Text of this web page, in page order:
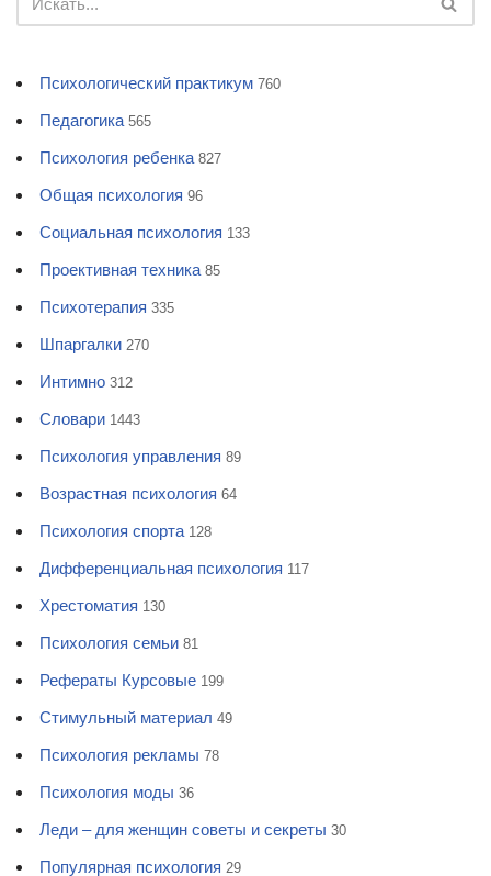
Психологический практикум 760
Педагогика 565
Психология ребенка 827
Общая психология 96
Социальная психология 133
Проективная техника 85
Психотерапия 335
Шпаргалки 270
Интимно 312
Словари 1443
Психология управления 89
Возрастная психология 64
Психология спорта 128
Дифференциальная психология 117
Хрестоматия 130
Психология семьи 81
Рефераты Курсовые 199
Стимульный материал 49
Психология рекламы 78
Психология моды 36
Леди – для женщин советы и секреты 30
Популярная психология 29